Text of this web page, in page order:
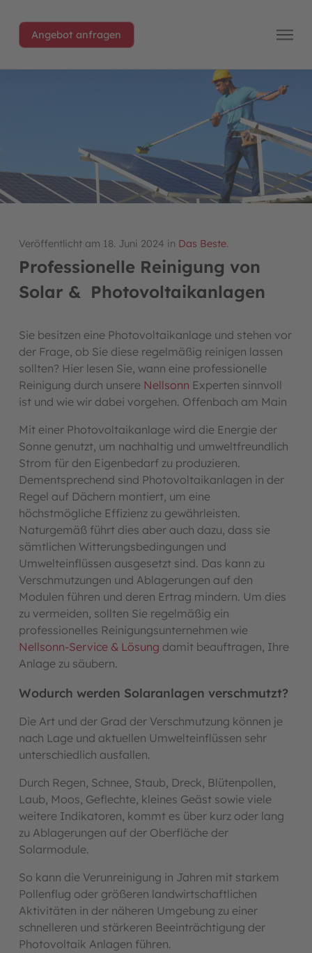
Angebot anfragen
Veröffentlicht am 18. Juni 2024 in Das Beste.
Professionelle Reinigung von
Solar & Photovoltaikanlagen
Sie besitzen eine Photovoltaikanlage und stehen vor
der Frage, ob Sie diese regelmäßig reinigen lassen
sollten? Hier lesen Sie, wann eine professionelle
Reinigung durch unsere Nellsonn Experten sinnvoll
ist und wie wir dabei vorgehen. Offenbach am Main
Mit einer Photovoltaikanlage wird die Energie der
Sonne genutzt, um nachhaltig und umweltfreundlich
Strom für den Eigenbedarf zu produzieren.
Dementsprechend sind Photovoltaikanlagen in der
Regel auf Dächern montiert, um eine
höchstmögliche Effizienz zu gewährleisten.
Naturgemäß führt dies aber auch dazu, dass sie
sämtlichen Witterungsbedingungen und
Umwelteinflüssen ausgesetzt sind. Das kann zu
Verschmutzungen und Ablagerungen auf den
Modulen führen und deren Ertrag mindern. Um dies
zu vermeiden, sollten Sie regelmäßig ein
professionelles Reinigungsunternehmen wie
Nellsonn-Service & Lösung damit beauftragen, Ihre
Anlage zu säubern.
Wodurch werden Solaranlagen verschmutzt?
Die Art und der Grad der Verschmutzung können je
nach Lage und aktuellen Umwelteinflüssen sehr
unterschiedlich ausfallen.
Durch Regen, Schnee, Staub, Dreck, Blütenpollen,
Laub, Moos, Geflechte, kleines Geäst sowie viele
weitere Indikatoren, kommt es über kurz oder lang
zu Ablagerungen auf der Oberfläche der
Solarmodule.
So kann die Verunreinigung in Jahren mit starkem
Pollenflug oder größeren landwirtschaftlichen
Aktivitäten in der näheren Umgebung zu einer
schnelleren und stärkeren Beeinträchtigung der
Photovoltaik Anlagen führen.